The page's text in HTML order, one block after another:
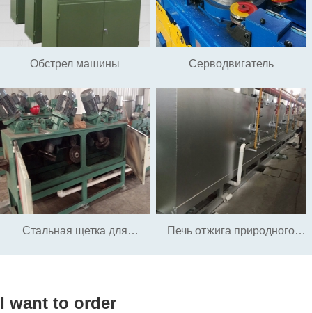
Обстрел машины Серводвигатель
Стальная щетка для Печь отжига природного
I want to order